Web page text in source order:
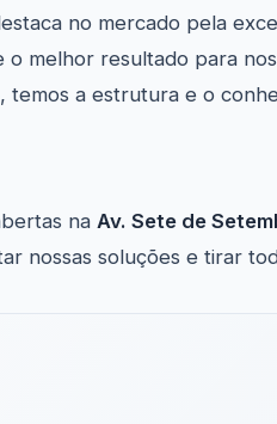
no mercado pela
melhor resultado para
temos a estrutura e o
na Av. Sete de
nossas soluções e tirar